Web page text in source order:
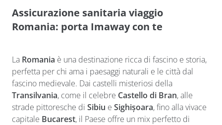
Assicurazione sanitaria viaggio
Romania: porta Imaway con te
La Romania è una destinazione ricca di fascino e storia,
perfetta per chi ama i paesaggi naturali e le città dal
fascino medievale. Dai castelli misteriosi della
Transilvania, come il celebre Castello di Bran, alle
strade pittoresche di Sibiu e Sighișoara, fino alla vivace
capitale Bucarest, il Paese offre un mix perfetto di